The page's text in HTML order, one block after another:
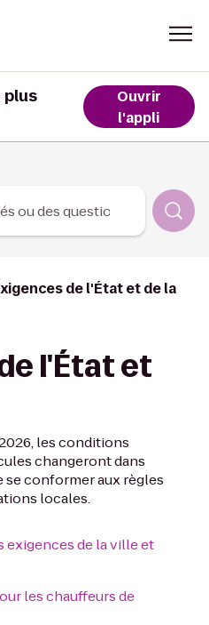
plus
Obtenez
dans
Ouvrir
l'appli
ou des questions
de l'État et de la
l'État et
les conditions
changeront dans
se conformer aux règles
locales.
exigences de la ville et
les chauffeurs de